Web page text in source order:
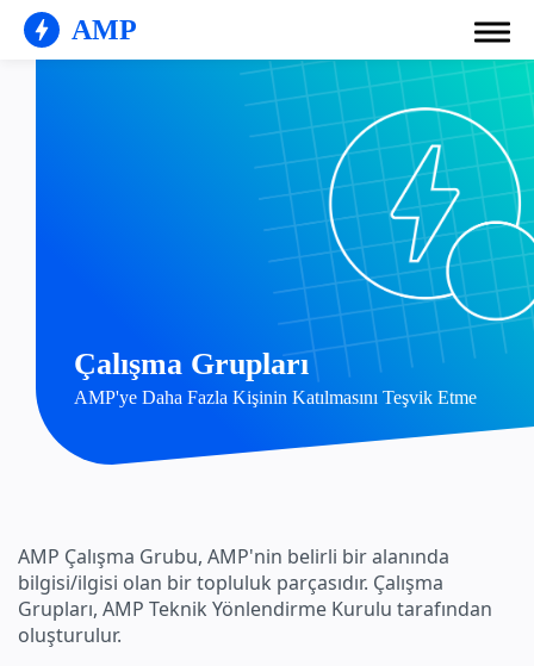
!
AMP
Çalışma Grupları
AMP'ye Daha Fazla Kişinin Katılmasını Teşvik Etme
AMP Çalışma Grubu, AMP'nin belirli bir alanında
bilgisi/ilgisi olan bir topluluk parçasıdır. Çalışma
Grupları, AMP Teknik Yönlendirme Kurulu tarafından
oluşturulur.